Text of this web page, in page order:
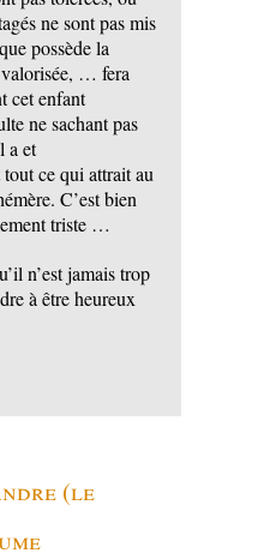
ne sont pas mis
possède la
valorisée, … fera
cet enfant
ne sachant pas
a et
ce qui attrait au
C’est bien
triste …
n’est jamais trop
à être heureux
(le